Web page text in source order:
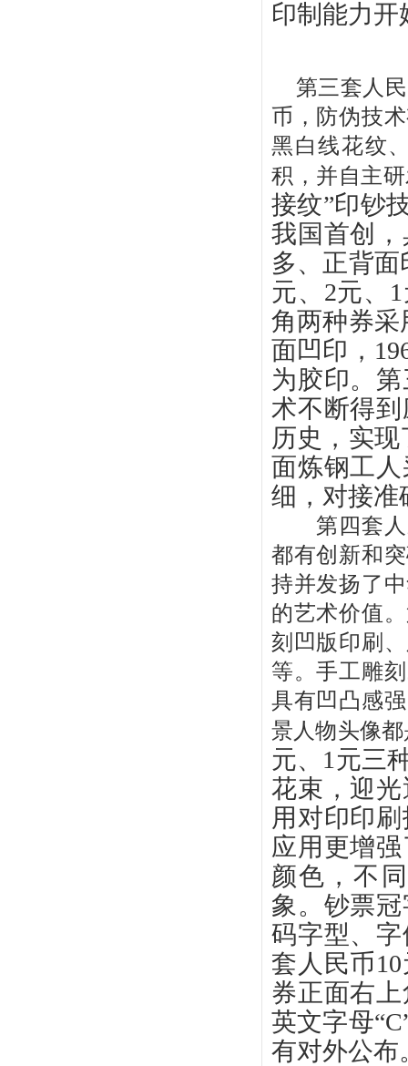
印制能力
第三套人民
币，防伪技
黑白线花纹
积，并自主
接纹”印钞
我国首创
多、正背
元、2元、
角两种券采
面凹印，
为胶印。
术不断得
历史，实
面炼钢工
细，对接准
第四套人
都有创新和
持并发扬了
的艺术价值
刻凹版印刷
等。手工雕
具有凹凸感
景人物头像
元、1元三
花束，迎
用对印印
应用更增
颜色，不
象。钞票
码字型、
套人民币
券正面右
英文字母
有对外公布